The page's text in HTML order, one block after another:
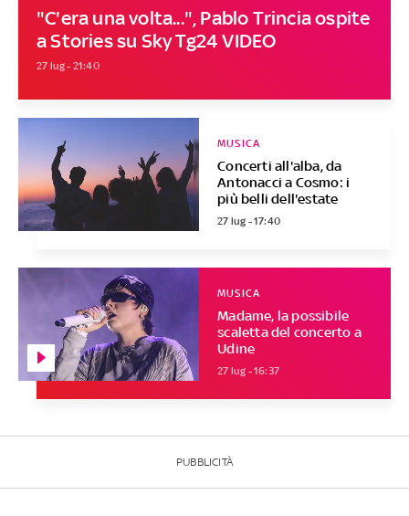
"C'era una volta...", Pablo Trincia ospite
a Stories su Sky Tg24 VIDEO
27 lug - 21:40
Concerti all'alba, da
Antonacci a Cosmo: i
più belli dell'estate
MUSICA
27 lug - 17:40
Madame, la possibile
scaletta del concerto a
Udine
MUSICA
27 lug - 16:37
PUBBLICITÀ